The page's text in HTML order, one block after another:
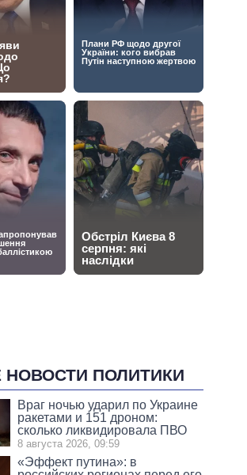
НОВОСТИ ПОЛИТИКИ
Враг ночью ударил по Украине
ракетами и 151 дроном:
сколько ликвидировала ПВО
8 августа 2026, 09:59
«Эффект путина»: в